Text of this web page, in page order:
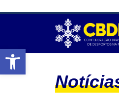
Abrir a barra